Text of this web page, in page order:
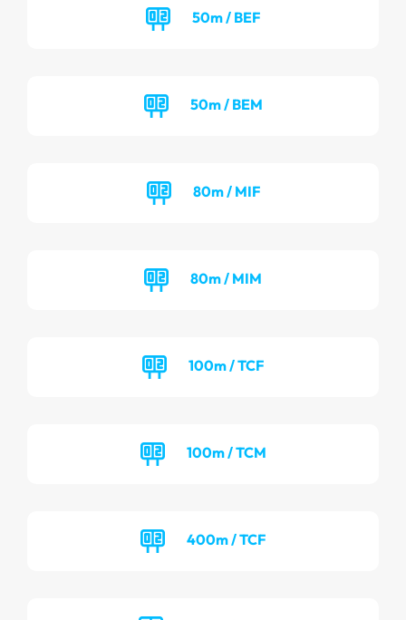
50m / BEF
50m / BEM
80m / MIF
80m / MIM
100m / TCF
100m / TCM
400m / TCF